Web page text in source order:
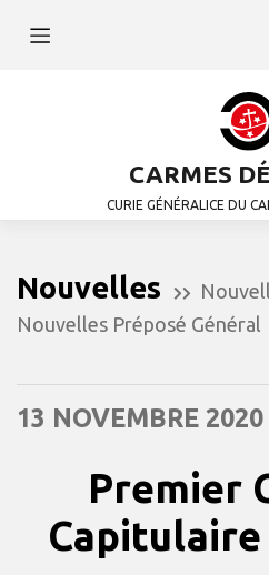
CARMES
CURIE GÉNÉRALICE DU
Nouvelles
Nouvelles Préposé Général
13 NOVEMBRE 2020
Premier
Capitulaire